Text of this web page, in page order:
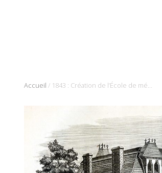
Accueil / 1843 : Création de l’École de médecine et de chirurgie de Montréal